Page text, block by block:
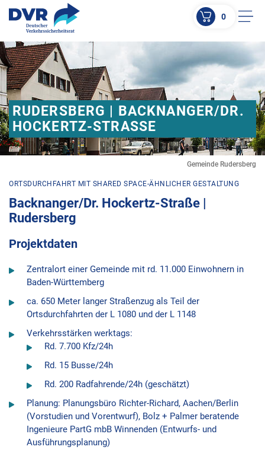
ZUM HAUPTINHALT SPRINGEN
ZUR SUCHE SPRINGEN
0
Gemeinde Rudersberg
RUDERSBERG | BACKNANGER/DR.
HOCKERTZ-STRASSE
ORTSDURCHFAHRT MIT SHARED SPACE-ÄHNLICHER GESTALTUNG
Backnanger/Dr. Hockertz-Straße |
Rudersberg
Projektdaten
Zentralort einer Gemeinde mit rd. 11.000 Einwohnern in
Baden-Württemberg
ca. 650 Meter langer Straßenzug als Teil der
Ortsdurchfahrten der L 1080 und der L 1148
Verkehrsstärken werktags:
Rd. 7.700 Kfz/24h
Rd. 15 Busse/24h
Rd. 200 Radfahrende/24h (geschätzt)
Planung: Planungsbüro Richter-Richard, Aachen/Berlin
(Vorstudien und Vorentwurf), Bolz + Palmer beratende
Ingenieure PartG mbB Winnenden (Entwurfs- und
Ausführungsplanung)